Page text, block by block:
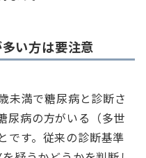
い方は要注意
未満で糖尿病と診断さ
尿病の方がいる（多世
です。従来の診断基準